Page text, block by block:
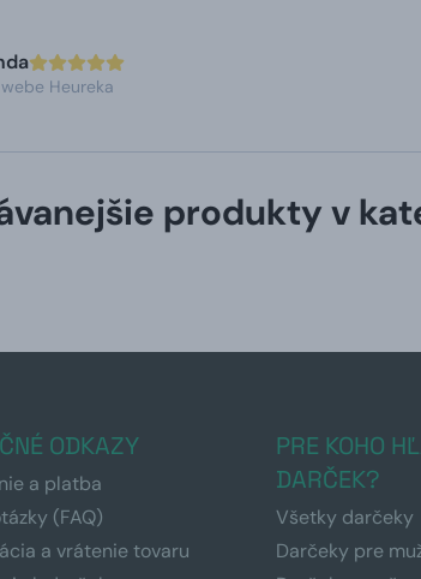
Heureka
produkty v
ODKAZY
a platba
(FAQ)
a vrátenie tovaru
PRE KOHO
DARČEK?
Všetky darčeky
Darčeky pre